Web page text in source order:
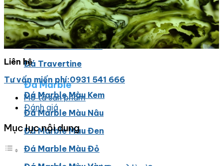
Đá Granite Màu Xanh
Đá Granite Màu Nâu
Đá Granite Màu Đỏ
Đá Travertine
Đá Marble
Đá Marble Màu Kem
Đá Marble Màu Nâu
Đá Marble Màu Đen
Đá Marble Màu Đỏ
Liên hệ
Tư vấn miến phí:0931 541 666
Mô tả sản phẩm
Đánh giá
Mục lục nội dung